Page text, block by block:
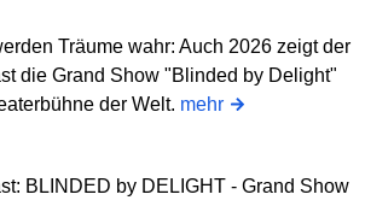
Träume wahr: Auch 2026 zeigt der
die Grand Show "Blinded by Delight"
der Welt. mehr
BLINDED by DELIGHT - Grand Show